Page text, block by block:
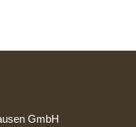
GmbH